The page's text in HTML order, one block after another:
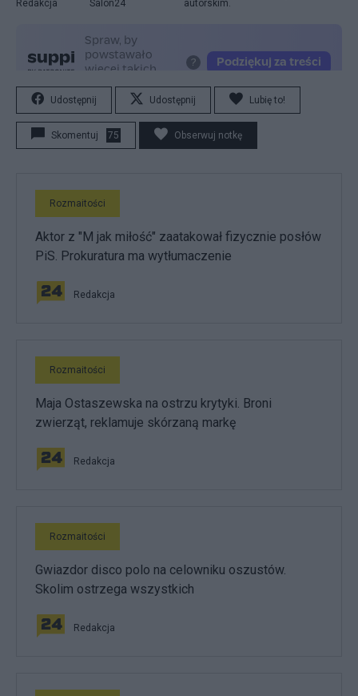
Redakcja
Salon24
autorskim.
Udostępnij Udostępnij Lubię to!
Skomentuj 75 Obserwuj notkę
Rozmaitości
Aktor z "M jak miłość" zaatakował fizycznie posłów
PiS. Prokuratura ma wytłumaczenie
Redakcja
Rozmaitości
Maja Ostaszewska na ostrzu krytyki. Broni
zwierząt, reklamuje skórzaną markę
Redakcja
Rozmaitości
Gwiazdor disco polo na celowniku oszustów.
Skolim ostrzega wszystkich
Redakcja